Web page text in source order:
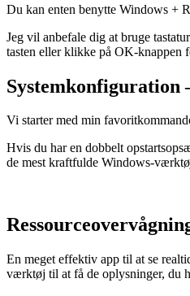
Du kan enten benytte Windows +
Jeg vil anbefale dig at bruge
tasten eller klikke på OK-knappen
Systemkonfiguration
Vi starter med min
Hvis du har en dobbelt
de mest kraftfulde Windows-
En meget effektiv app til at se
værktøj til at få de oplysninger, du